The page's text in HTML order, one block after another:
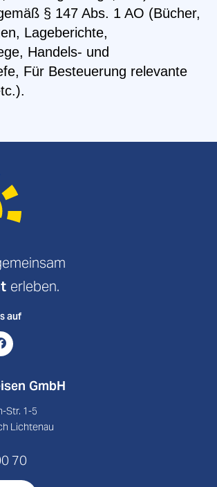
§ 147 Abs. 1 AO (Bücher,
Lageberichte,
Handels- und
Für Besteuerung relevante
erleben.
auf
GmbH
Str. 1-5
Lichtenau
70